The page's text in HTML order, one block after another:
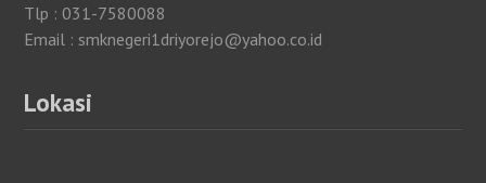
Tlp : 031-7580088
Email : smknegeri1driyorejo@yahoo.co.id
Lokasi